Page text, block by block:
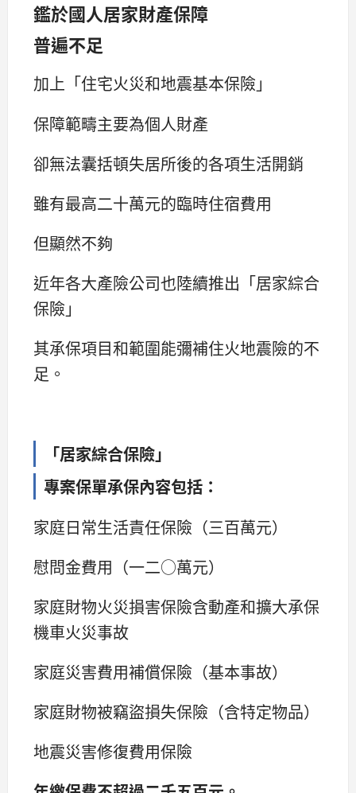
鑑於國人居家財產保障
普遍不足
加上「住宅火災和地震基本保險」
保障範疇主要為個人財產
卻無法囊括頓失居所後的各項生活開銷
雖有最高二十萬元的臨時住宿費用
但顯然不夠
近年各大產險公司也陸續推出「居家綜合
保險」
其承保項目和範圍能彌補住火地震險的不
足。​
「居家綜合保險」
專案保單承保內容包括：
家庭日常生活責任保險（三百萬元）
慰問金費用（一二○萬元）
家庭財物火災損害保險含動產和擴大承保
機車火災事故
家庭災害費用補償保險（基本事故）
家庭財物被竊盜損失保險（含特定物品）
地震災害修復費用保險